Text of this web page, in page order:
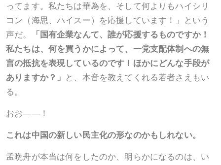
ってます。私たちは華為を、そして何よりもハイシリ
コン（海思、ハイスー）を応援しています！」という
声だ。
「国有企業なんて、誰が応援するものですか！
私たちは、何を買うかによって、一党支配体制への無
言の抵抗を表現しているのです！ほかにどんな手段が
ありますか？」 と、本音を教えてくれる若者さえもい
る。
おお――！
これは中国の新しい民主化の形なのかもしれない。
孟晩舟が本当は何をしたのか、明らかになるのは、い